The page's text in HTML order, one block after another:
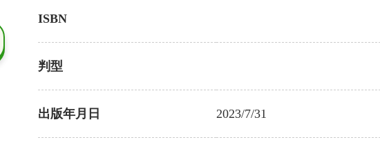
ISBN
判型
出版年月日 2023/7/31